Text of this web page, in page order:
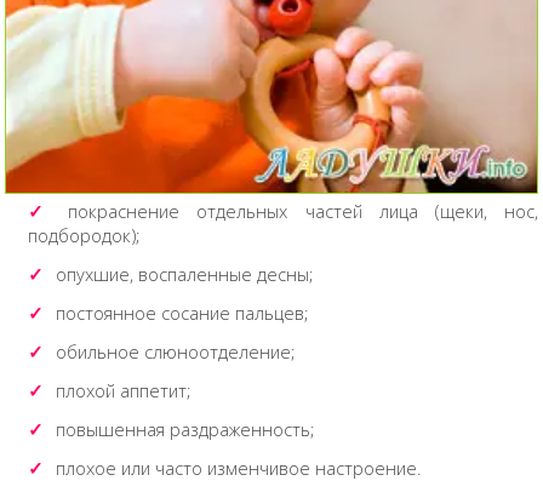
покраснение отдельных частей лица (щеки, нос,
подбородок);
опухшие, воспаленные десны;
постоянное сосание пальцев;
обильное слюноотделение;
плохой аппетит;
повышенная раздраженность;
плохое или часто изменчивое настроение.